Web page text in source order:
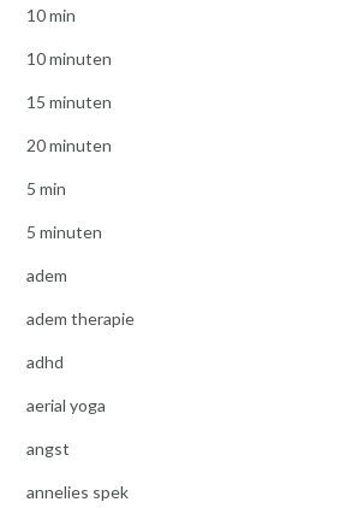
10 min
10 minuten
15 minuten
20 minuten
5 min
5 minuten
adem
adem therapie
adhd
aerial yoga
angst
annelies spek